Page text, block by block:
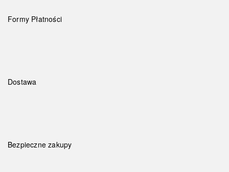
Formy Płatności
Dostawa
Bezpieczne zakupy